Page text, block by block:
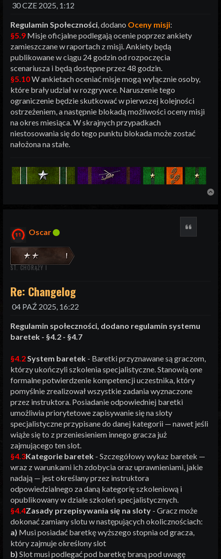
30 CZE 2025, 1:12
Regulamin Społeczności , dodano Oceny misji:
§5.9 Misje oficjalne podlegają ocenie poprzez ankiety
zamieszczane w raportach z misji. Ankiety będą
publikowane w ciągu 24 godzin od rozpoczęcia
scenariusza i będą dostępne przez 48 godzin.
§5.10W ankietach oceniać misje mogą wyłącznie osoby,
które brały udział w rozgrywce. Naruszenie tego
ograniczenie będzie skutkować w pierwszej kolejności
ostrzeżeniem, a następnie blokadą możliwości oceny misji
na okres miesiąca. W skrajnych przypadkach
niestosowania się do tego punktu blokada może zostać
nałożona na stałe.
Oscar
ST. CHORĄŻY I
Re: Changelog
04 PAŹ 2025, 16:22
Regulamin społeczności, dodano regulamin systemu
baretek - §4.2 - §4.7
§4.2System baretek - Baretki przyznawane są graczom,
którzy ukończyli szkolenia specjalistyczne. Stanowią one
formalne potwierdzenie kompetencji uczestnika, który
pomyślnie zrealizował wszystkie zadania wyznaczone
przez instruktora. Posiadanie odpowiedniej baretki
umożliwia priorytetowe zapisywanie się na sloty
specjalistyczne przypisane do danej kategorii — nawet jeśli
wiąże się to z przeniesieniem innego gracza już
zajmującego ten slot.
§4.3Kategorie baretek - Szczegółowy wykaz baretek —
wraz z warunkami ich zdobycia oraz uprawnieniami, jakie
nadają — jest określany przez instruktora
odpowiedzialnego za daną kategorię szkoleniową i
opublikowany w dziale szkoleń specjalistycznych.
§4.4Zasady przepisywania się na sloty - Gracz może
dokonać zamiany slotu w następujących okolicznościach:
a) Musi posiadać baretkę wyższego stopnia od gracza,
który zajmuje określony slot
b) Slot musi podlegać pod baretkę braną pod uwagę